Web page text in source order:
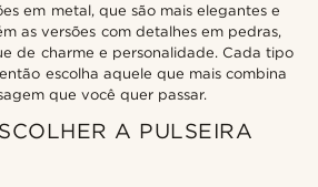
em metal, que são mais elegantes e
as versões com detalhes em pedras,
de charme e personalidade. Cada tipo
escolha aquele que mais combina
que você quer passar.
A PULSEIRA